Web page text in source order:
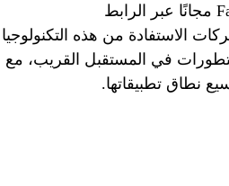
الاستفادة من هذه التكنولوجيا
في المستقبل القريب، مع
نطاق تطبيقاتها.